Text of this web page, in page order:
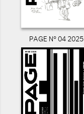
PAGE N° 04 2025